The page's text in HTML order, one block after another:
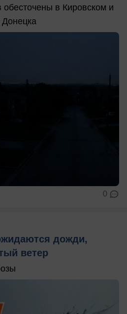
обесточены в Кировском и
Донецка
0
дожди,
ветер